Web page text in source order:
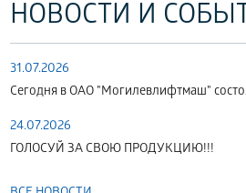
НОВОСТИ И
31.07.2026
Сегодня в ОАО "Могилевлифтмаш"
24.07.2026
ГОЛОСУЙ ЗА СВОЮ ПРОДУКЦИЮ!!!